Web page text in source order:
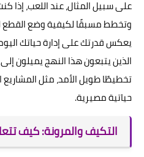
على سبيل المثال، عند اللعب، إذا
وتخطط مسبقًا لكيفية وضع القطع
يعكس قدرتك على إدارة حياتك
الذين يتبعون هذا النهج يميلون
تخطيطًا طويل الأمد، مثل المشاريع
حياتية مصيرية.
التكيف والمرونة: كيف